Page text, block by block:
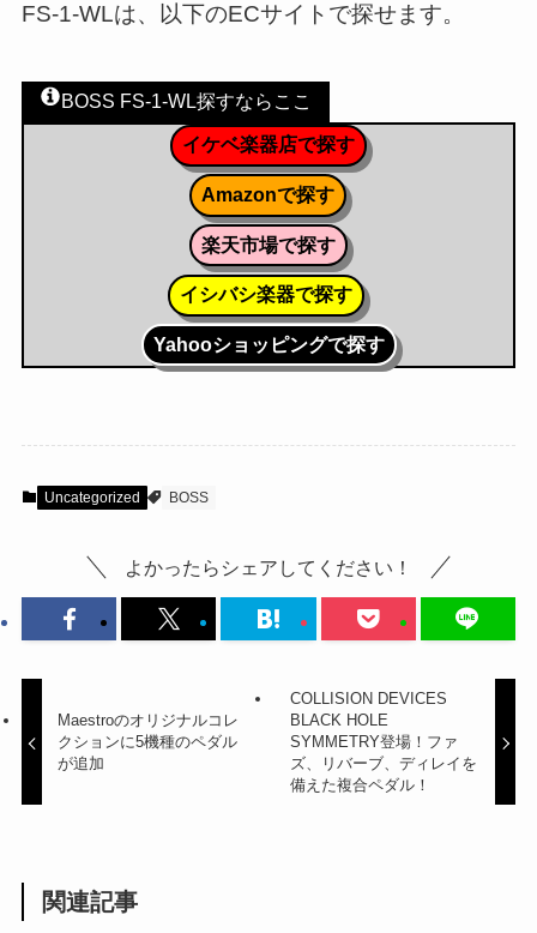
FS-1-WLは、以下のECサイトで探せます。
BOSS FS-1-WL探すならここ
イケベ楽器店で探す
Amazonで探す
楽天市場で探す
イシバシ楽器で探す
Yahooショッピングで探す
Uncategorized BOSS
よかったらシェアしてください！
Maestroのオリジナルコレ
クションに5機種のペダル
が追加
COLLISION DEVICES
BLACK HOLE
SYMMETRY登場！ファ
ズ、リバーブ、ディレイを
備えた複合ペダル！
関連記事